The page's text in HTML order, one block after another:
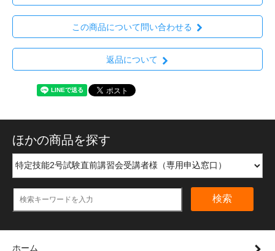
この商品について問い合わせる
返品について
ほかの商品を探す
検索
ホーム